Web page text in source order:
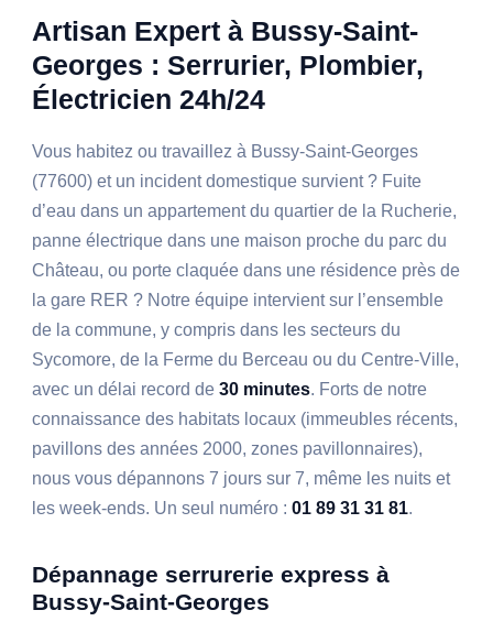
Artisan Expert à Bussy-Saint-
Georges : Serrurier, Plombier,
Électricien 24h/24
Vous habitez ou travaillez à Bussy-Saint-Georges
(77600) et un incident domestique survient ? Fuite
d’eau dans un appartement du quartier de la Rucherie,
panne électrique dans une maison proche du parc du
Château, ou porte claquée dans une résidence près de
la gare RER ? Notre équipe intervient sur l’ensemble
de la commune, y compris dans les secteurs du
Sycomore, de la Ferme du Berceau ou du Centre-Ville,
avec un délai record de30 minutes. Forts de notre
connaissance des habitats locaux (immeubles récents,
pavillons des années 2000, zones pavillonnaires),
nous vous dépannons 7 jours sur 7, même les nuits et
les week-ends. Un seul numéro :01 89 31 31 81.
Dépannage serrurerie express à
Bussy-Saint-Georges